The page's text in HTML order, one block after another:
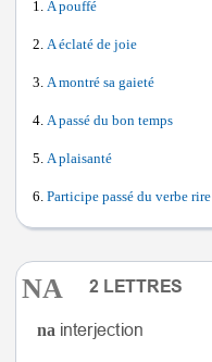
A pouffé
A éclaté de joie
A montré sa gaieté
A passé du bon temps
A plaisanté
Participe passé du verbe rire
NA
na